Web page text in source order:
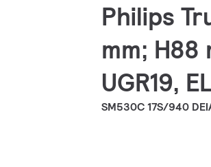
Philips
mm; H88
UGR19,
SM530C 17S/940